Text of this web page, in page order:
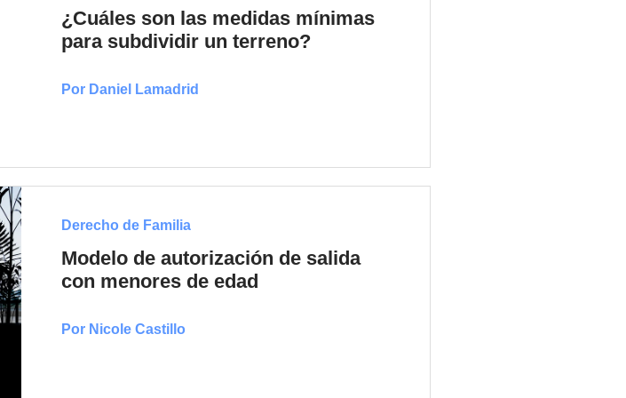
¿Cuáles son las medidas mínimas
para subdividir un terreno?
Por Daniel Lamadrid
Derecho de Familia
Modelo de autorización de salida
con menores de edad
Por Nicole Castillo